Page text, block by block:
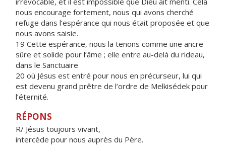
nous encourage fortement, nous qui avons cherché
refuge dans l’espérance qui nous était proposée et que
nous avons saisie.
19 Cette espérance, nous la tenons comme une ancre
sûre et solide pour l’âme ; elle entre au-delà du rideau,
dans le Sanctuaire
20 où Jésus est entré pour nous en précurseur, lui qui
est devenu grand prêtre de l’ordre de Melkisédek pour
l’éternité.
RÉPONS
R/ Jésus toujours vivant,
intercède pour nous auprès du Père.